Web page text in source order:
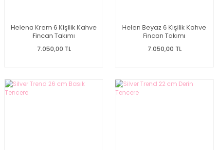
Helena Krem 6 Kişilik Kahve
Fincan Takımı
7.050,00 TL
Helen Beyaz 6 Kişilik Kahve
Fincan Takımı
7.050,00 TL